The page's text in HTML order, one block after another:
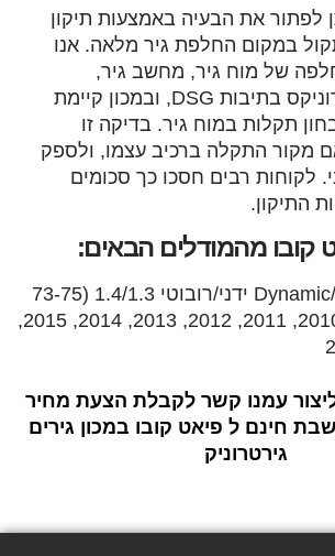
לפתור את הבעיה באמצעות תיקון
במקום החלפת גיר מלאה. אנו
של מוח גיר, מחשב גיר,
סולנואידים ומכטרוניקס בתיבות DSG, ובמכון קיימת
תקלות במוח גיר. בדיקה זו
מקור התקלה ברכיב עצמו, ולספק
לקוחות רבים חסכו כך סכומים
התיקון.
קובו מהמודלים הבאים:
פיאט קובו Dynamic/Active ידני/רובוטי 1.4/1.3 (73-75
כ”ס) שנות ייצור: 2010, 2011, 2012, 2013, 2014, 2015,
עמנו קשר לקבלת הצעת מחיר
חינם ל פיאט קובו במכון גירים
גירטרוניק